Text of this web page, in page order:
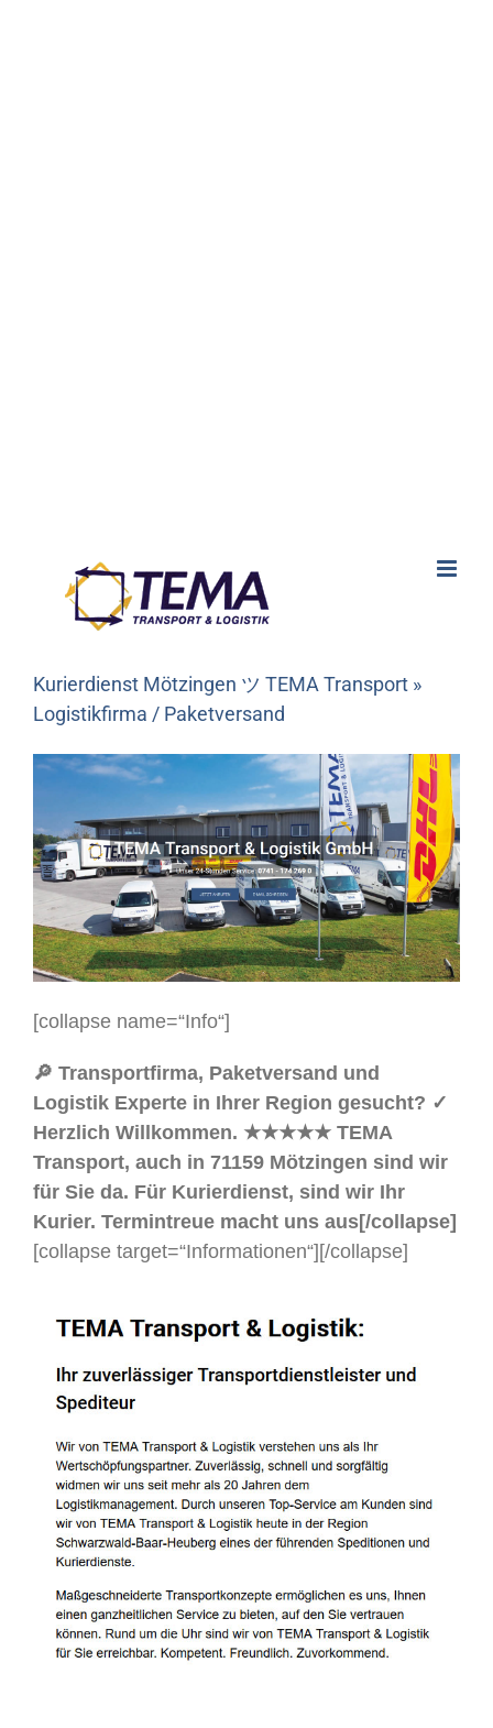
Kurierdienst Mötzingen ツ TEMA Transport »
Logistikfirma / Paketversand
[collapse name=“Info“]
🔎 Transportfirma, Paketversand und
Logistik Experte in Ihrer Region gesucht? ✓
Herzlich Willkommen. ★★★★★ TEMA
Transport, auch in 71159 Mötzingen sind wir
für Sie da. Für Kurierdienst, sind wir Ihr
Kurier. Termintreue macht uns aus[/collapse]
[collapse target=“Informationen“][/collapse]